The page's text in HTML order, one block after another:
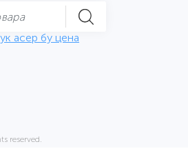
асер бу цена
reserved.